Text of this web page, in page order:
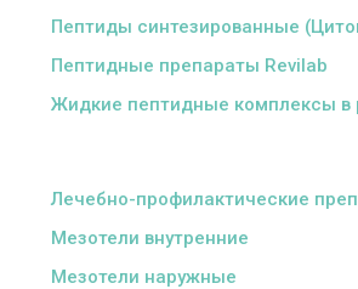
Пептиды синтезированные
Пептидные препараты Revilab
Жидкие пептидные комплексы в
Лечебно-профилактические
Мезотели внутренние
Мезотели наружные